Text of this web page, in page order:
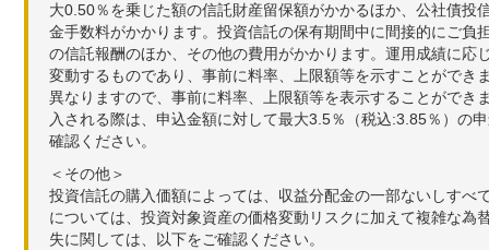
大0.50％を乗じた額の信託財産留保額がかかるほか、公社債
金手数料がかかります。投資信託の保有期間中に間接的にご
の信託報酬のほか、その他の費用がかかります。運用成績に
変動するものであり、事前に料率、上限額等を示すことがで
異なりますので、事前に料率、上限額等を表示することがで
入される際は、申込金額に対して最大3.5％（税込:3.85％）の
確認ください。
＜その他＞
投資信託の購入価額によっては、収益分配金の一部ないしす
については、投資対象資産の価格変動リスクに加えて複雑な
失に関しては、以下をご確認ください。